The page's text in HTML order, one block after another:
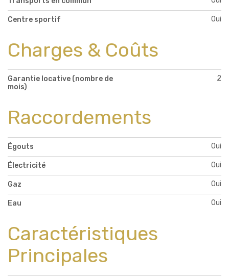
Centre sportif Oui
Charges & Coûts
Garantie locative (nombre de
mois)
2
Raccordements
Égouts Oui
Électricité Oui
Gaz Oui
Eau Oui
Caractéristiques
Principales